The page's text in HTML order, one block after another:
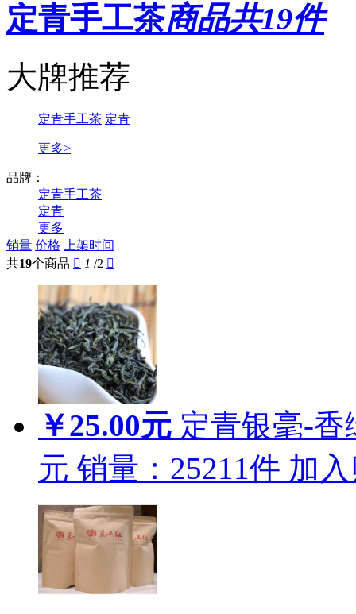
定青手工茶商品共19件
大牌推荐
定青手工茶 定青
更多>
品牌：
定青手工茶
定青
更多
销量 价格
上架时间
共19个商品  1 /2 
￥25.00元 定青银毫-香
元 销量： 25211件 加